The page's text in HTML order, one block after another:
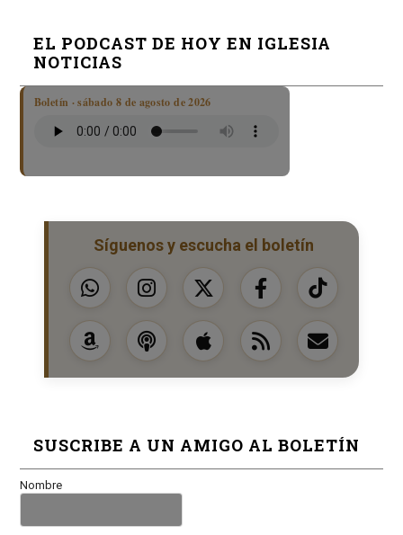
EL PODCAST DE HOY EN IGLESIA
NOTICIAS
Boletín · sábado 8 de agosto de 2026
Síguenos y escucha el boletín
SUSCRIBE A UN AMIGO AL BOLETÍN
Nombre